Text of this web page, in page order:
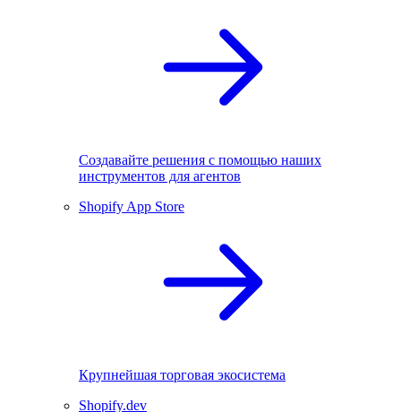
Создавайте решения с помощью наших
инструментов для агентов
Shopify App Store
Крупнейшая торговая экосистема
Shopify.dev